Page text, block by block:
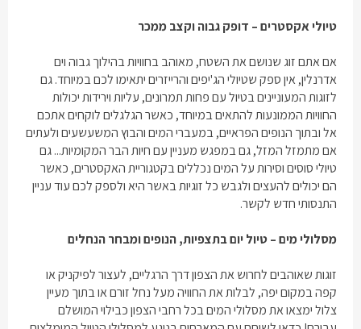
טיולי אקסטרים – דופק גבוה וקצב ממכר
אם אתם זוג שנושם את השטח, מאוהב בחוויות בהילוך גבוה וים
אדרנלין, אין ספק שטיולי הג'יפים והרייזרים יתאימו לכם במיוחד. גם
לזוגות המעוניינים בטיול עם פחות תמרונים, עליות וירידות יכולות
החוויות הממונעות להתאים במיוחד, כאשר הגלגלים לוקחים אתכם
אל ובתוך הנופים הפראיים, במעברי המים והבוץ המשעשעים ולעתים
אם מתמזל המזל, גם במפגש מעניין עם חיות הבר המקומיות... גם
טיולי סוסים וסירות על המים נכללים בקטגוריית האקסטרים, כאשר
הם יכולים להעצים ולגבש כל זוגיות באשר היא ולספק לכם עוד עניין
התנסותי חדש לקשר.
מסלולי מים – טיול יום בתצפיות, הנופים ומבחר הנחלים
זוגות שאוהבים לחרוש את הצפון דרך הרגליים, לעצור לפיקניק או
קפה במקום יפה, לבלות את החוויה מעל נחל זורם או בתוך מעיין
צלול ימצאו את מסלולי המים בכל רחבי הצפון כבילוי המושלם